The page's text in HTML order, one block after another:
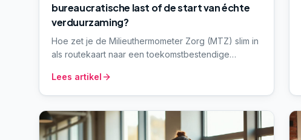
bureaucratische last of de start van échte
verduurzaming?
Hoe zet je de Milieuthermometer Zorg (MTZ) slim in
als routekaart naar een toekomstbestendige
bureaucratische jacht op vinkjes wordt? Van ad-hoc
maatregelen naar een structurele PDCA-cyclus rond
Lees artikel